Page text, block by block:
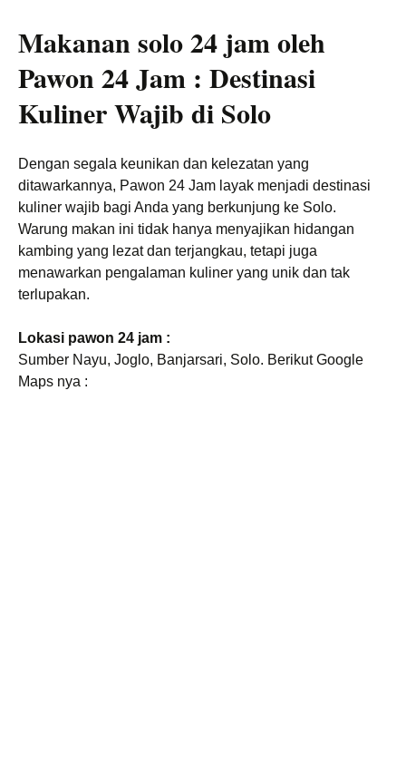
Makanan solo 24 jam oleh
Pawon 24 Jam : Destinasi
Kuliner Wajib di Solo
Dengan segala keunikan dan kelezatan yang
ditawarkannya, Pawon 24 Jam layak menjadi destinasi
kuliner wajib bagi Anda yang berkunjung ke Solo.
Warung makan ini tidak hanya menyajikan hidangan
kambing yang lezat dan terjangkau, tetapi juga
menawarkan pengalaman kuliner yang unik dan tak
terlupakan.
Lokasi pawon 24 jam :
Sumber Nayu, Joglo, Banjarsari, Solo. Berikut Google
Maps nya :